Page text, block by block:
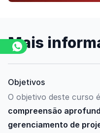
Mais
Objetivos
O objetivo deste curso
compreensão
gerenciamento de